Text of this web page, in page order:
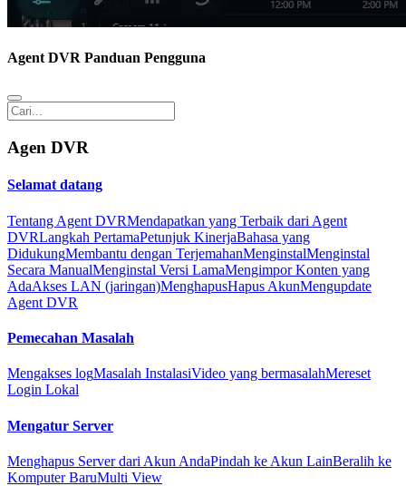
Agent DVR Panduan Pengguna
Agen DVR
Selamat datang
Tentang Agent DVRMendapatkan yang Terbaik dari Agent
DVRLangkah PertamaPetunjuk KinerjaBahasa yang
DidukungMembantu dengan TerjemahanMenginstalMenginstal
Secara ManualMenginstal Versi LamaMengimpor Konten yang
AdaAkses LAN (jaringan)MenghapusHapus AkunMengupdate
Agent DVR
Pemecahan Masalah
Mengakses logMasalah InstalasiVideo yang bermasalahMereset
Login Lokal
Mengatur Server
Menghapus Server dari Akun AndaPindah ke Akun LainBeralih ke
Komputer BaruMulti View